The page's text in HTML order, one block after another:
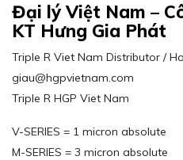
Đại lý Việt Nam –
KT Hưng Gia Phát
Triple R Viet Nam Distributor /
giau@hgpvietnam.com
Triple R HGP Viet Nam
V-SERIES = 1 micron absolute
M-SERIES = 3 micron absolute